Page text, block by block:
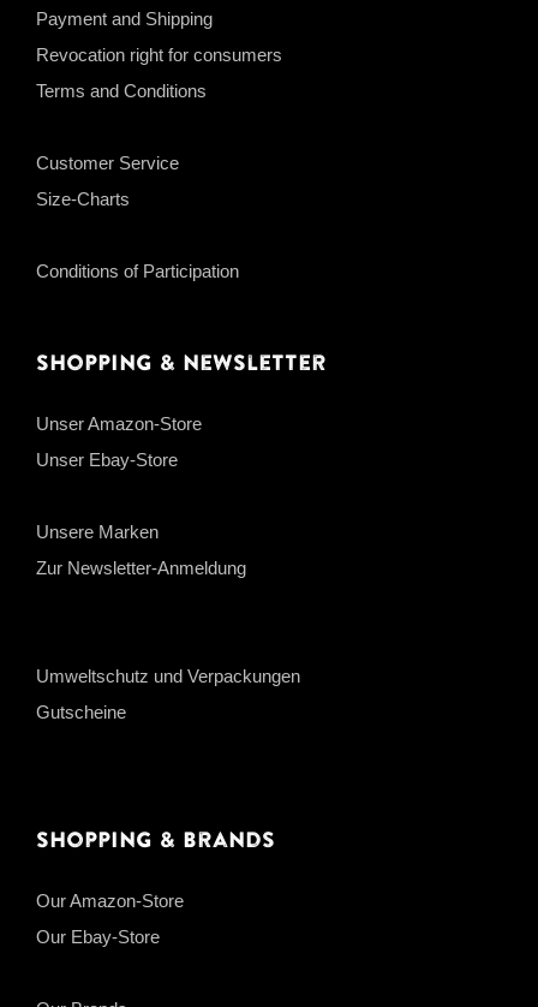
Payment and Shipping
Revocation right for consumers
Terms and Conditions
Customer Service
Size-Charts
Conditions of Participation
Shopping & Newsletter
Unser Amazon-Store
Unser Ebay-Store
Unsere Marken
Zur Newsletter-Anmeldung
Umweltschutz und Verpackungen
Gutscheine
Shopping & Brands
Our Amazon-Store
Our Ebay-Store